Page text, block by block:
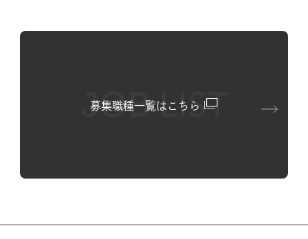
JOB LIST
募集職種一覧はこちら